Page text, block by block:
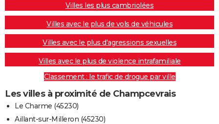
Villes les plus cambriolées
Villes avec le plus de vols de véhicules
Villes avec le plus d'agressions sexuelles
Villes avec le plus de violence intrafamiliale
Classement : le trafic de drogue par ville
Les villes à proximité de Champcevrais
Le Charme (45230)
Aillant-sur-Milleron (45230)